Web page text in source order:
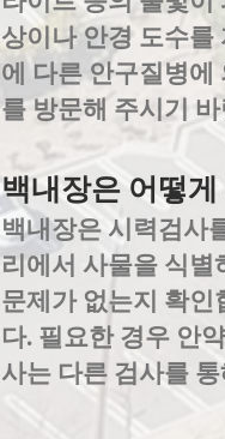
상이나 안경 도수
에 다른 안구질병
를 방문해 주시기
백내장은 어떻
백내장은 시력검사
리에서 사물을 식별
문제가 없는지 확
다. 필요한 경우 안
사는 다른 검사를